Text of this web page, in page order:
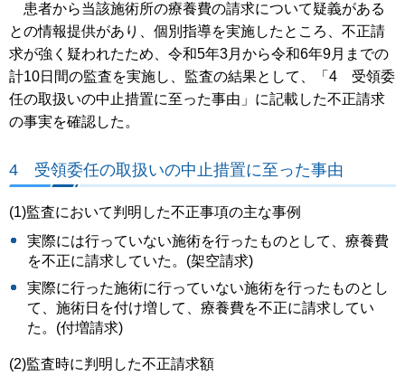
患者から当該施術所の療養費の請求について疑義がある
との情報提供があり、個別指導を実施したところ、不正請
求が強く疑われたため、令和5年3月から令和6年9月までの
計10日間の監査を実施し、監査の結果として、「4 受領委
任の取扱いの中止措置に至った事由」に記載した不正請求
の事実を確認した。
4 受領委任の取扱いの中止措置に至った事由
(1)監査において判明した不正事項の主な事例
実際には行っていない施術を行ったものとして、療養費
を不正に請求していた。(架空請求)
実際に行った施術に行っていない施術を行ったものとし
て、施術日を付け増して、療養費を不正に請求してい
た。(付増請求)
(2)監査時に判明した不正請求額